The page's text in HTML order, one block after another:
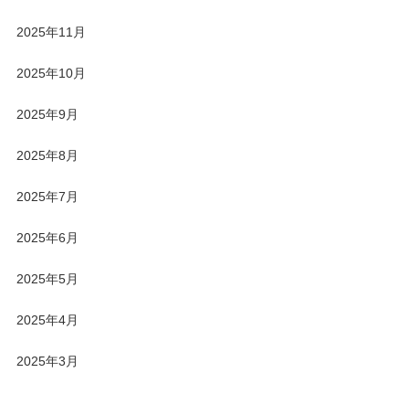
2025年11月
2025年10月
2025年9月
2025年8月
2025年7月
2025年6月
2025年5月
2025年4月
2025年3月